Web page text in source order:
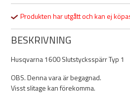
Produkten har utgått och kan ej
BESKRIVNING
Husqvarna 1600 Slutstycksspärr Typ 1
OBS. Denna vara är begagnad.
Visst slitage kan förekomma.